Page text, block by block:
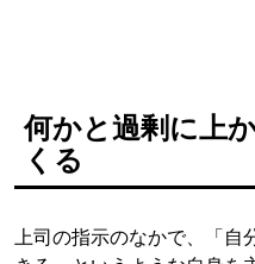
何かと過剰に上
くる
上司の指示のなかで、「自